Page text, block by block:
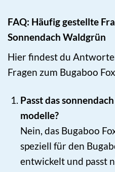
FAQ: Häufig gestellte
Sonnendach Waldgrün
Hier findest du
Fragen zum Bugaboo
Passt das
modelle?
Nein, das Bugaboo
speziell für den
entwickelt und passt